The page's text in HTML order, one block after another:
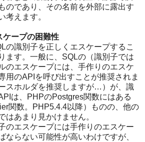
のであり、その名前を外部に露出す
考えます。
ケープの困難性
の識別子を正しくエスケープするこ
ます。一般に、SQLの（識別子では
のエスケープには、手作りのエスケ
用のAPIを呼び出すことが推奨されま
スホルダを推奨しますが…）が、識
は、PHPのPostgres関数にはある
関数。PHP5.4.4以降）ものの、他の
はあまり見かけません。
のエスケープには手作りのエスケー
ならない可能性が高いわけですが、